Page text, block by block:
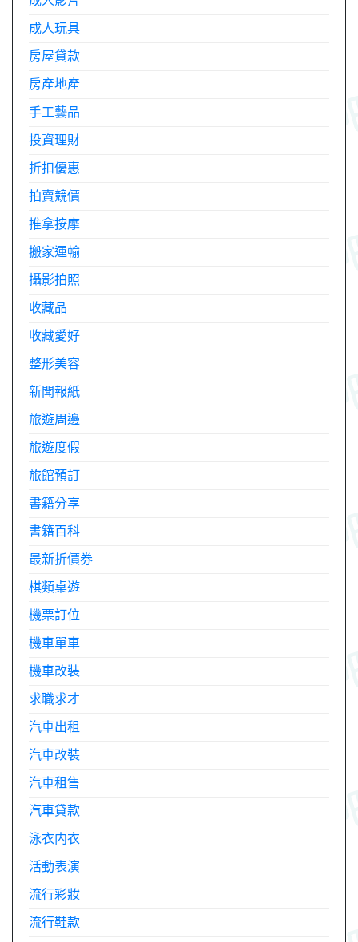
成人玩具
房屋貸款
房產地產
手工藝品
投資理財
折扣優惠
拍賣競價
推拿按摩
搬家運輸
攝影拍照
收藏品
收藏愛好
整形美容
新聞報紙
旅遊周邊
旅遊度假
旅館預訂
書籍分享
書籍百科
最新折價券
棋類桌遊
機票訂位
機車單車
機車改裝
求職求才
汽車出租
汽車改裝
汽車租售
汽車貸款
泳衣内衣
活動表演
流行彩妝
流行鞋款